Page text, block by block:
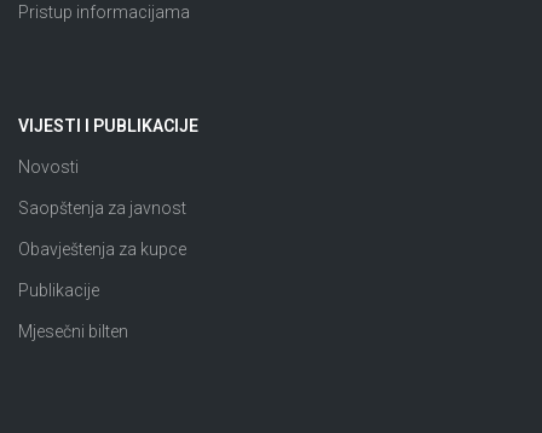
Pristup informacijama
VIJESTI I PUBLIKACIJE
Novosti
Saopštenja za javnost
Obavještenja za kupce
Publikacije
Mjesečni bilten